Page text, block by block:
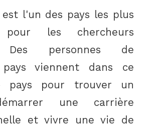
est l'un des pays les plus
pour les chercheurs
Des personnes de
viennent dans ce
pays pour trouver un
une carrière
et vivre une vie de